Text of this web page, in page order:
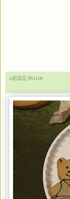
A組成品 951110